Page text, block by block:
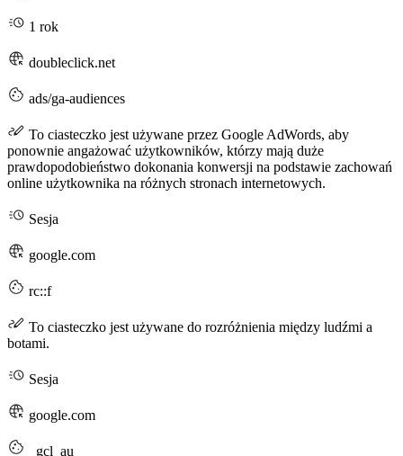
1 rok
doubleclick.net
ads/ga-audiences
To ciasteczko jest używane przez Google AdWords, aby
ponownie angażować użytkowników, którzy mają duże
prawdopodobieństwo dokonania konwersji na podstawie zachowań
online użytkownika na różnych stronach internetowych.
Sesja
google.com
rc::f
To ciasteczko jest używane do rozróżnienia między ludźmi a
botami.
Sesja
google.com
_gcl_au